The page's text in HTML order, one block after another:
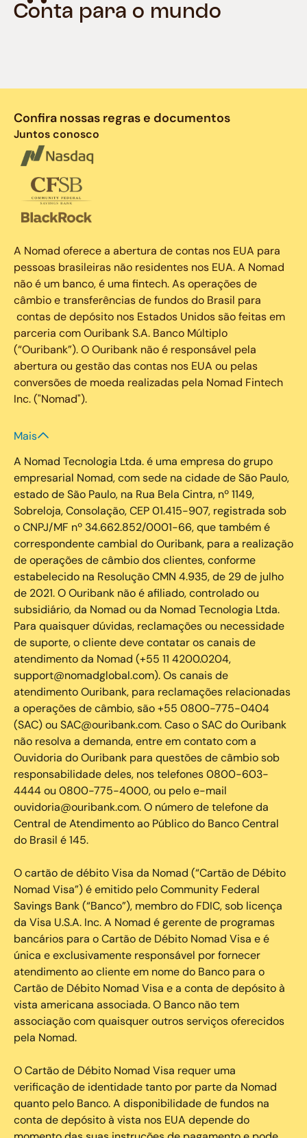
Conta para o mundo
Confira nossas regras e documentos
Juntos conosco
A Nomad oferece a abertura de contas nos EUA para
pessoas brasileiras não residentes nos EUA. A Nomad
não é um banco, é uma fintech. As operações de
câmbio e transferências de fundos do Brasil para
contas de depósito nos Estados Unidos são feitas em
parceria com Ouribank S.A. Banco Múltiplo
(“Ouribank”). O Ouribank não é responsável pela
abertura ou gestão das contas nos EUA ou pelas
conversões de moeda realizadas pela Nomad Fintech
Inc. ("Nomad").
Mais
A Nomad Tecnologia Ltda. é uma empresa do grupo
empresarial Nomad, com sede na cidade de São Paulo,
estado de São Paulo, na Rua Bela Cintra, nº 1149,
Sobreloja, Consolação, CEP 01.415-907, registrada sob
o CNPJ/MF nº 34.662.852/0001-66, que também é
correspondente cambial do Ouribank, para a realização
de operações de câmbio dos clientes, conforme
estabelecido na Resolução CMN 4.935, de 29 de julho
de 2021. O Ouribank não é afiliado, controlado ou
subsidiário, da Nomad ou da Nomad Tecnologia Ltda.
Para quaisquer dúvidas, reclamações ou necessidade
de suporte, o cliente deve contatar os canais de
atendimento da Nomad (+55 11 4200.0204,
support@nomadglobal.com). Os canais de
atendimento Ouribank, para reclamações relacionadas
a operações de câmbio, são +55 0800-775-0404
(SAC) ou SAC@ouribank.com. Caso o SAC do Ouribank
não resolva a demanda, entre em contato com a
Ouvidoria do Ouribank para questões de câmbio sob
responsabilidade deles, nos telefones 0800-603-
4444 ou 0800-775-4000, ou pelo e-mail
ouvidoria@ouribank.com. O número de telefone da
Central de Atendimento ao Público do Banco Central
do Brasil é 145.
O cartão de débito Visa da Nomad (“Cartão de Débito
Nomad Visa”) é emitido pelo Community Federal
Savings Bank (“Banco”), membro do FDIC, sob licença
da Visa U.S.A. Inc. A Nomad é gerente de programas
bancários para o Cartão de Débito Nomad Visa e é
única e exclusivamente responsável por fornecer
atendimento ao cliente em nome do Banco para o
Cartão de Débito Nomad Visa e a conta de depósito à
vista americana associada. O Banco não tem
associação com quaisquer outros serviços oferecidos
pela Nomad.
O Cartão de Débito Nomad Visa requer uma
verificação de identidade tanto por parte da Nomad
quanto pelo Banco. A disponibilidade de fundos na
conta de depósito à vista nos EUA depende do